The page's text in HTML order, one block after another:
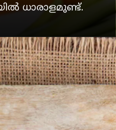
ധാരാളമുണ്ട്.